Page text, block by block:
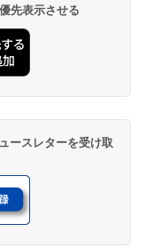
先表示させる
ースレターを受け取